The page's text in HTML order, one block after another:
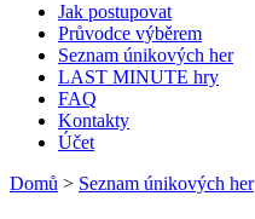
Jak postupovat
Průvodce výběrem
Seznam únikových her
LAST MINUTE hry
FAQ
Kontakty
Účet
Domů > Seznam únikových her